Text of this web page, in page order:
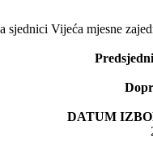
sjednici Vijeća mjesne
DATUM